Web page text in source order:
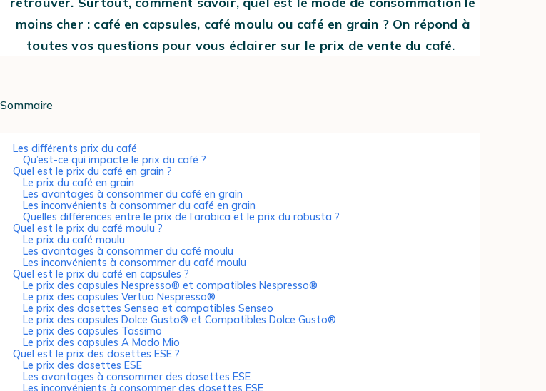
moins cher : café en capsules, café moulu ou café en grain ? On répond à
toutes vos questions pour vous éclairer sur le prix de vente du café.
Sommaire
Les différents prix du café
Qu’est-ce qui impacte le prix du café ?
Quel est le prix du café en grain ?
Le prix du café en grain
Les avantages à consommer du café en grain
Les inconvénients à consommer du café en grain
Quelles différences entre le prix de l’arabica et le prix du robusta ?
Quel est le prix du café moulu ?
Le prix du café moulu
Les avantages à consommer du café moulu
Les inconvénients à consommer du café moulu
Quel est le prix du café en capsules ?
Le prix des capsules Nespresso® et compatibles Nespresso®
Le prix des capsules Vertuo Nespresso®
Le prix des dosettes Senseo et compatibles Senseo
Le prix des capsules Dolce Gusto® et Compatibles Dolce Gusto®
Le prix des capsules Tassimo
Le prix des capsules A Modo Mio
Quel est le prix des dosettes ESE ?
Le prix des dosettes ESE
Les avantages à consommer des dosettes ESE
Les inconvénients à consommer des dosettes ESE